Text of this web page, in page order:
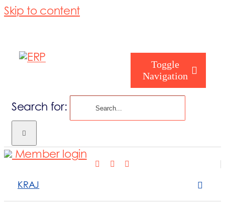
Skip to content
Toggle
Navigation
Search for:
KRAJ
Member login